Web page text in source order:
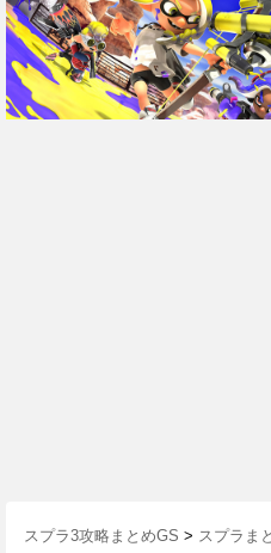
スプラ3攻略まとめGS > スプラま